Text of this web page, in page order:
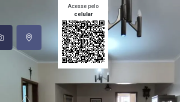
Acesse pelo
celular